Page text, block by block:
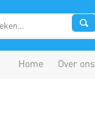
Home Over ons